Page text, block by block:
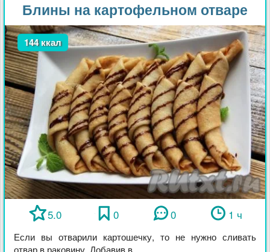
Блины на картофельном отваре
144 ккал
5.0 0 0 1 ч
Если вы отварили картошечку, то не нужно сливать